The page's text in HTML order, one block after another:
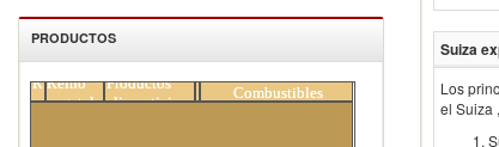
PRODUCTOS
All Products
Reino
animal
Reino
vegetal
Productos
alimenticios
Combustibles
Suiza
Los
el Suiza